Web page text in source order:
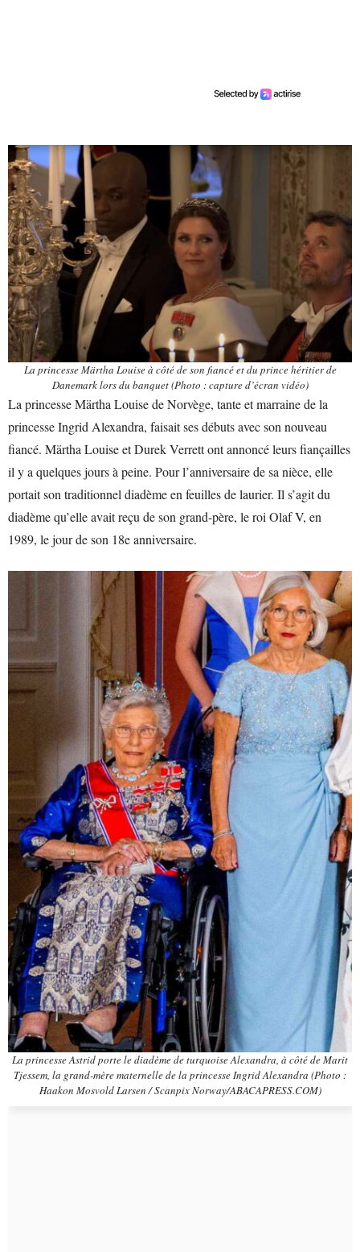
La princesse Märtha Louise à côté de son fiancé et du prince héritier de
Danemark lors du banquet (Photo : capture d’écran vidéo)
La princesse Märtha Louise de Norvège, tante et marraine de la
princesse Ingrid Alexandra, faisait ses débuts avec son nouveau
fiancé. Märtha Louise et Durek Verrett ont annoncé leurs fiançailles
il y a quelques jours à peine. Pour l’anniversaire de sa nièce, elle
portait son traditionnel diadème en feuilles de laurier. Il s’agit du
diadème qu’elle avait reçu de son grand-père, le roi Olaf V, en
1989, le jour de son 18e anniversaire.
La princesse Astrid porte le diadème de turquoise Alexandra, à côté de Marit
Tjessem, la grand-mère maternelle de la princesse Ingrid Alexandra (Photo :
Haakon Mosvold Larsen / Scanpix Norway/ABACAPRESS.COM)